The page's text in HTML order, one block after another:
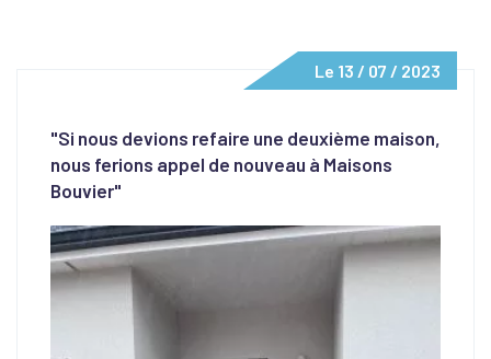
Le 13 / 07 / 2023
"Si nous devions refaire une deuxième maison,
nous ferions appel de nouveau à Maisons
Bouvier"